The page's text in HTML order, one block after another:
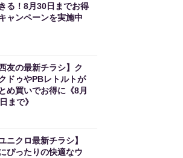
る！8月30日までお得
ャンペーンを実施中
西友の最新チラシ】ク
ドゥやPBレトルトが
め買いでお得に《8月
まで》
ユニクロ最新チラシ】
ぴったりの快適なウ